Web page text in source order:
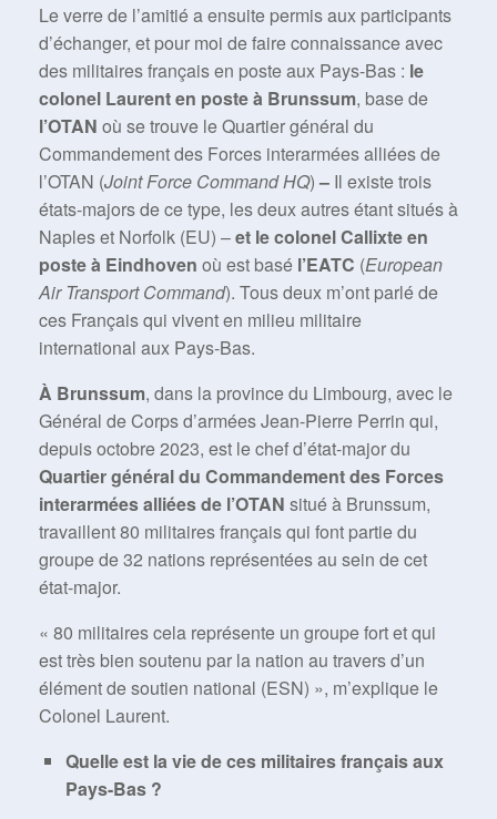
Le verre de l’amitié a ensuite permis aux participants
d’échanger, et pour moi de faire connaissance avec
des militaires français en poste aux Pays-Bas : le
colonel Laurent en poste à Brunssum, base de
l’OTAN où se trouve le Quartier général du
Commandement des Forces interarmées alliées de
l’OTAN (Joint Force Command HQ) – Il existe trois
états-majors de ce type, les deux autres étant situés à
Naples et Norfolk (EU) –et le colonel Callixte en
poste à Eindhoven où est basé l’EATC (European
Air Transport Command). Tous deux m’ont parlé de
ces Français qui vivent en milieu militaire
international aux Pays-Bas.
À Brunssum, dans la province du Limbourg, avec le
Général de Corps d’armées Jean-Pierre Perrin qui,
depuis octobre 2023, est le chef d’état-major du
Quartier général du Commandement des Forces
interarmées alliées de l’OTAN situé à Brunssum,
travaillent 80 militaires français qui font partie du
groupe de 32 nations représentées au sein de cet
état-major.
« 80 militaires cela représente un groupe fort et qui
est très bien soutenu par la nation au travers d’un
élément de soutien national (ESN) », m’explique le
Colonel Laurent.
Quelle est la vie de ces militaires français aux
Pays-Bas ?